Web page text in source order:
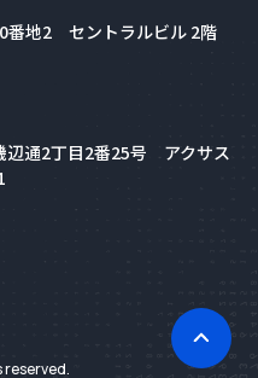
番地2 セントラルビル 2階
辺通2丁目2番25号 アクサス
reserved.